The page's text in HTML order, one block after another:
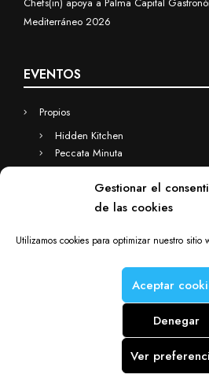
Gestionar el
de las cookies
Utilizamos cookies para optimizar nuestro sitio
Aceptar
Denegar
Ver
Chefs(in) apoya a Palma Capital
Mediterráneo 2026
EVENTOS
Propios
Hidden Kitchen
Peccata Minuta
Hidden Kitchen Business
Chefs(in) is a Deacorde brand ©